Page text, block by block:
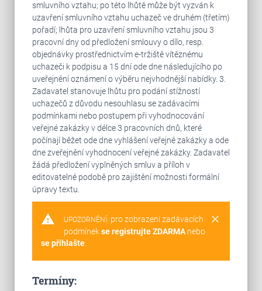
smluvního vztahu; po této lhůtě může být vyzván k
uzavření smluvního vztahu uchazeč ve druhém (třetím)
pořadí; lhůta pro uzavření smluvního vztahu jsou 3
pracovní dny od předložení smlouvy o dílo, resp.
objednávky prostřednictvím e-tržiště vítěznému
uchazeči k podpisu a 15 dní ode dne následujícího po
uveřejnění oznámení o výběru nejvhodnější nabídky. 3.
Zadavatel stanovuje lhůtu pro podání stížností
uchazečů z důvodu nesouhlasu se zadávacími
podmínkami nebo postupem při vyhodnocování
veřejné zakázky v délce 3 pracovních dnů, které
počínají běžet ode dne vyhlášení veřejné zakázky a ode
dne zveřejnění vyhodnocení veřejné zakázky. Zadavatel
žádá předložení vyplněných smluv a příloh v
editovatelné podobě pro zajištění možnosti formální
úpravy textu.
warning clear
UPOZORNĚNÍ: pro zobrazení zadávacích
podmínekse registrujte ZDARMAnebo
se přihlašte.
Termíny: